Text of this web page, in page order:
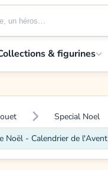
& figurines
Special Noel
Noël - Calendrier de l'Avent